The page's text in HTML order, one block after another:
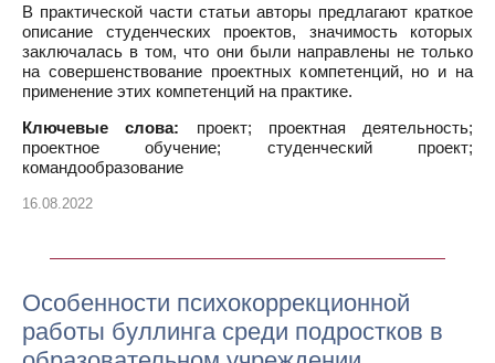
В практической части статьи авторы предлагают краткое
описание студенческих проектов, значимость которых
заключалась в том, что они были направлены не только
на совершенствование проектных компетенций, но и на
применение этих компетенций на практике.
Ключевые слова: проект; проектная деятельность;
проектное обучение; студенческий проект;
командообразование
16.08.2022
Особенности психокоррекционной
работы буллинга среди подростков в